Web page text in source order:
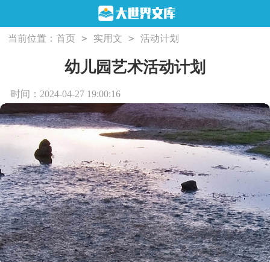
当前位置：首页 > 实用文 > 活动计划
幼儿园艺术活动计划
时间：2024-04-27 19:00:16